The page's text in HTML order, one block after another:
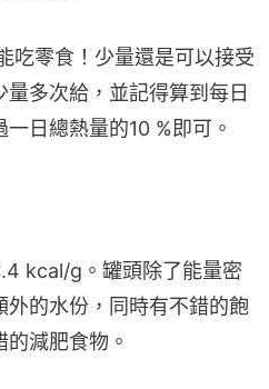
吃零食！少量還是可以接受
多次給，並記得算到每日
日總熱量的10 %即可。
kcal/g。罐頭除了能量密
外的水份，同時有不錯的飽
減肥食物。